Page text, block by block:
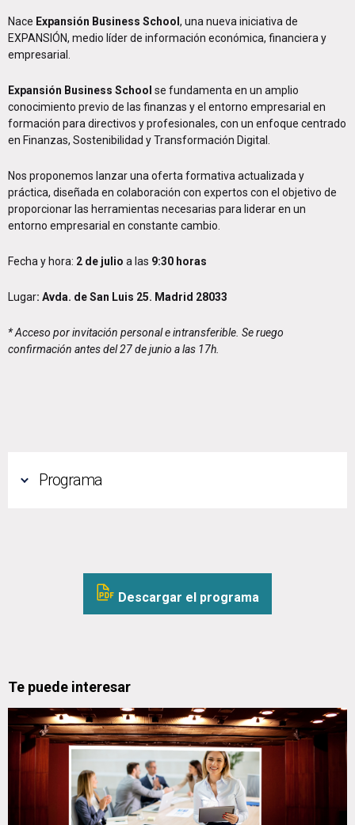
Nace Expansión Business School , una nueva iniciativa de
EXPANSIÓN, medio líder de información económica, financiera y
empresarial.
Expansión Business School se fundamenta en un amplio
conocimiento previo de las finanzas y el entorno empresarial en
formación para directivos y profesionales, con un enfoque centrado
en Finanzas, Sostenibilidad y Transformación Digital.
Nos proponemos lanzar una oferta formativa actualizada y
práctica, diseñada en colaboración con expertos con el objetivo de
proporcionar las herramientas necesarias para liderar en un
entorno empresarial en constante cambio.
Fecha y hora: 2 de julio a las 9:30 horas
Lugar: Avda. de San Luis 25. Madrid 28033
* Acceso por invitación personal e intransferible. Se ruego
confirmación antes del 27 de junio a las 17h.
Programa
Descargar el programa
Te puede interesar